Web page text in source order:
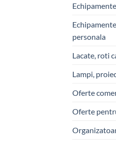
personala
Lacate, roti
Lampi,
Oferte
Oferte